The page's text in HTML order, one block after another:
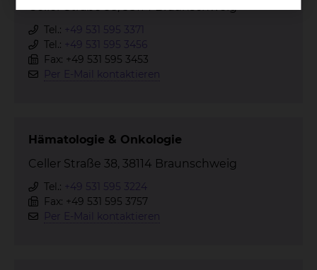
Celler Straße 38, 38114 Braunschweig
Tel.: +49 531 595 3371
Tel.: +49 531 595 3456
Fax: +49 531 595 3453
Per E-Mail kontaktieren
Hämatologie & Onkologie
Celler Straße 38, 38114 Braunschweig
Tel.: +49 531 595 3224
Fax: +49 531 595 3757
Per E-Mail kontaktieren